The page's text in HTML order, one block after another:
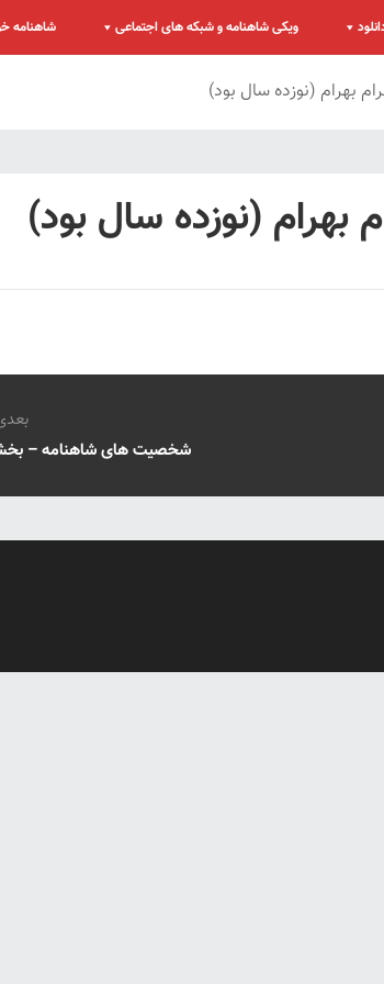
ویکی شاهنامه و شبکه های اجتماعی شاهنامه
(نوزده سال بود)
(نوزده سال بود)
شخصیت های شاهنامه – بخش